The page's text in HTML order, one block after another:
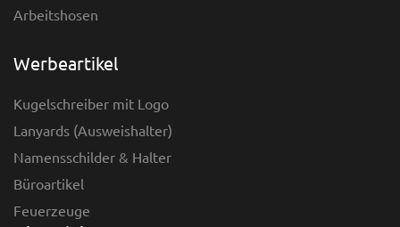
Arbeitshosen
Werbeartikel
Kugelschreiber mit Logo
Lanyards (Ausweishalter)
Namensschilder & Halter
Büroartikel
Feuerzeuge